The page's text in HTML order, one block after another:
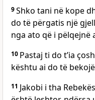
9Shko tani në kope
do të përgatis një
nga ato që i pëlqejnë
10 Pastaj ti do t’ia
kështu ai do të
11 Jakobi i tha